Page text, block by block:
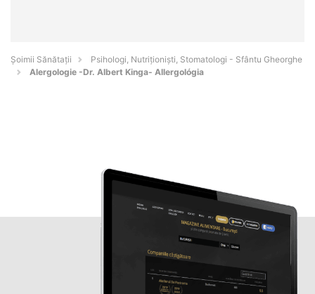
Şoimii Sănătații
Psihologi, Nutriționiști, Stomatologi - Sfântu Gheorghe
Alergologie -Dr. Albert Kinga- Allergológia